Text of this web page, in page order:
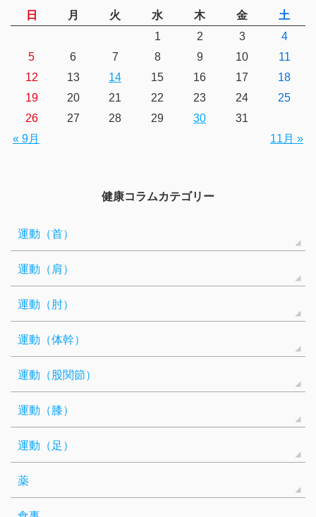
日 月 火 水 木 金 土
« 9月 11月 »
1 2 3
4
5
6 7 8 9 10
11
12
13 14 15 16 17
18
19
20 21 22 23 24
25
26
27 28 29 30 31
健康コラムカテゴリー
運動（首）
運動（肩）
運動（肘）
運動（体幹）
運動（股関節）
運動（膝）
運動（足）
薬